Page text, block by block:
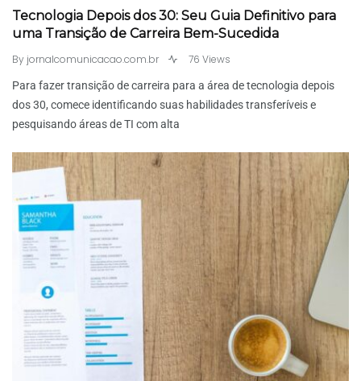
Tecnologia Depois dos 30: Seu Guia Definitivo para
uma Transição de Carreira Bem-Sucedida
By jornalcomunicacao.com.br 76 Views
Para fazer transição de carreira para a área de tecnologia depois
dos 30, comece identificando suas habilidades transferíveis e
pesquisando áreas de TI com alta